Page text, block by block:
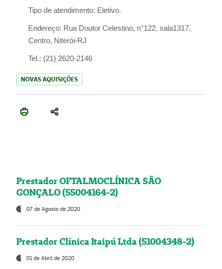
Tipo de atendimento: Eletivo.
Endereço: Rua Doutor Celestino, n°122, sala1317,
Centro, Niterói-RJ
Tel.: (21) 2620-2146
NOVAS AQUISIÇÕES
Prestador OFTALMOCLÍNICA SÃO
GONÇALO (55004164-2)
07 de Agosto de 2020
Prestador Clínica Itaipú Ltda (51004348-2)
01 de Abril de 2020